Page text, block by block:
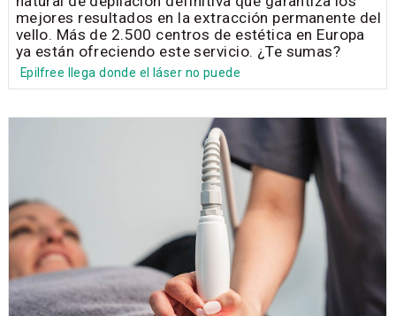
mejores resultados en la extracción permanente del
vello. Más de 2.500 centros de estética en Europa
ya están ofreciendo este servicio. ¿Te sumas?
Epilfree llega donde el láser no puede